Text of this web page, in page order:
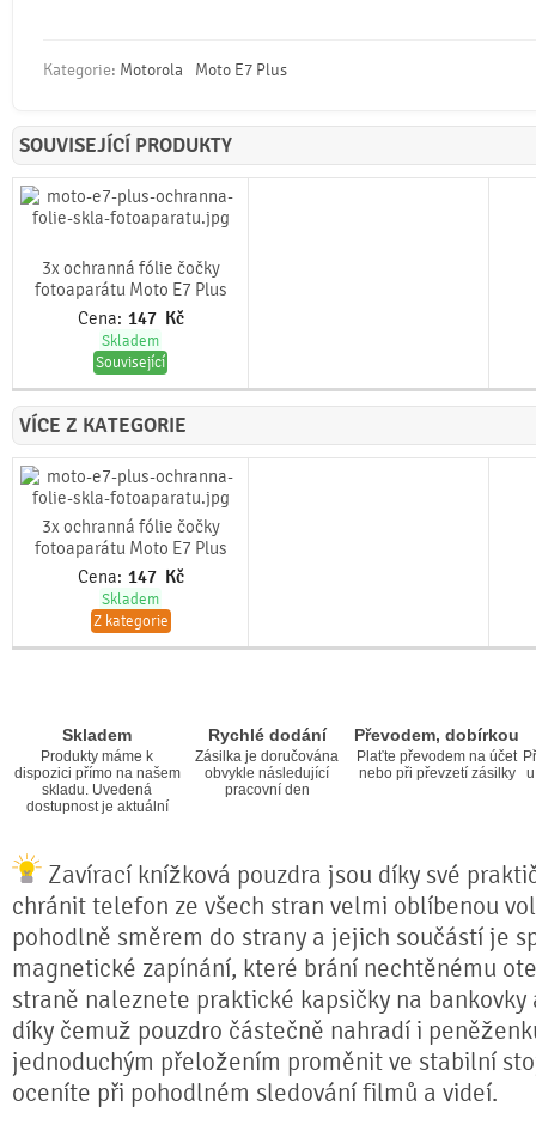
Kategorie: Motorola Moto E7 Plus
SOUVISEJÍCÍ PRODUKTY
3x ochranná fólie čočky
fotoaparátu Moto E7 Plus
Cena: 147 Kč
Skladem
Související
VÍCE Z KATEGORIE
3x ochranná fólie čočky
fotoaparátu Moto E7 Plus
Cena: 147 Kč
Skladem
Z kategorie
Skladem
Produkty máme k
dispozici přímo na našem
skladu. Uvedená
dostupnost je aktuální
Rychlé dodání
Zásilka je doručována
obvykle následující
pracovní den
Převodem, dobírkou
Plaťte převodem na účet
nebo při převzetí zásilky
Zavírací knížková pouzdra jsou díky své
chránit telefon ze všech stran velmi oblíbenou
pohodlně směrem do strany a jejich součástí je
magnetické zapínání, které brání nechtěnému
straně naleznete praktické kapsičky na bankovky
díky čemuž pouzdro částečně nahradí i
jednoduchým přeložením proměnit ve stabilní
oceníte při pohodlném sledování filmů a videí.